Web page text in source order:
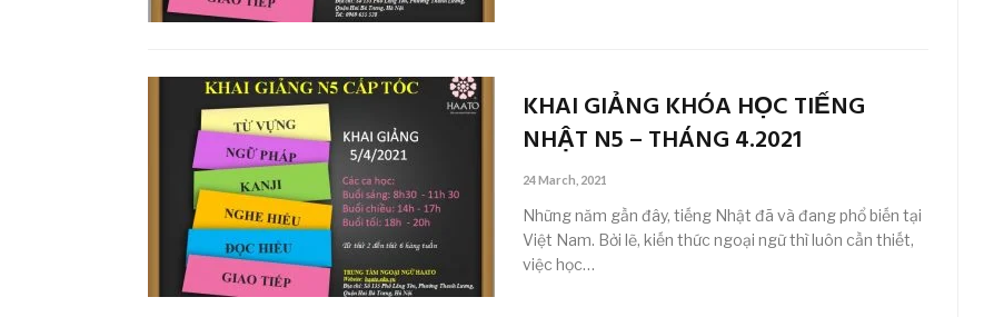
KHAI GIẢNG KHÓA HỌC TIẾNG
NHẬT N5 – THÁNG 4.2021
24 March, 2021
Những năm gần đây, tiếng Nhật đã và đang phổ biến tại
Việt Nam. Bởi lẽ, kiến thức ngoại ngữ thì luôn cần thiết,
việc học…